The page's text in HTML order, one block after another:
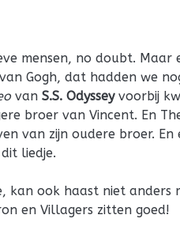
mensen, no doubt. Maar
Gogh, dat hadden we
vanS.S. Odysseyvoorbij
broer van Vincent. En
van zijn oudere broer. En
liedje.
kan ook haast niet anders
en Villagers zitten goed!